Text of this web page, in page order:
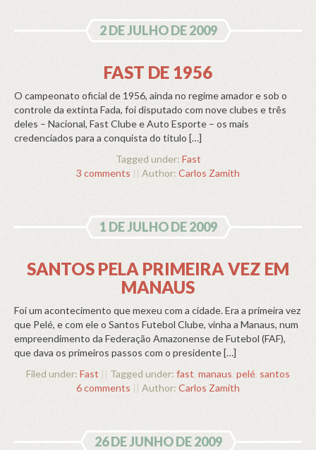
2 DE JULHO DE 2009
FAST DE 1956
O campeonato oficial de 1956, ainda no regime amador e sob o
controle da extinta Fada, foi disputado com nove clubes e três
deles – Nacional, Fast Clube e Auto Esporte – os mais
credenciados para a conquista do título […]
Tagged under: Fast
3 comments || Author: Carlos Zamith
1 DE JULHO DE 2009
SANTOS PELA PRIMEIRA VEZ EM
MANAUS
Foi um acontecimento que mexeu com a cidade. Era a primeira vez
que Pelé, e com ele o Santos Futebol Clube, vinha a Manaus, num
empreendimento da Federação Amazonense de Futebol (FAF),
que dava os primeiros passos com o presidente […]
Filed under: Fast || Tagged under: fast, manaus pelé, santos
6 comments || Author: Carlos Zamith
26 DE JUNHO DE 2009